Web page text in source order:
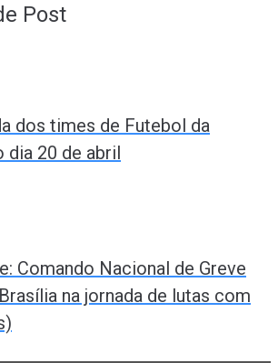
Post
dos times de Futebol da
dia 20 de abril
Comando Nacional de Greve
na jornada de lutas com